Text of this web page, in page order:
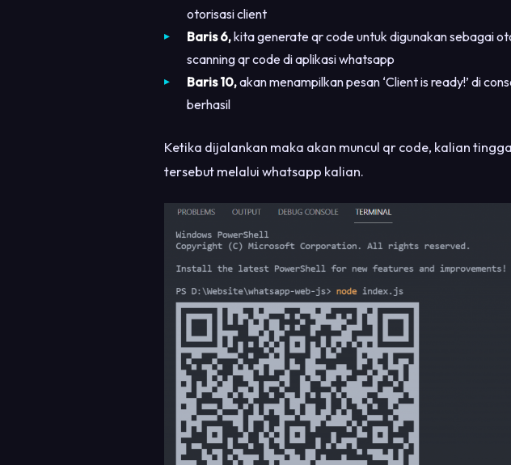
otorisasi client
Baris 6,kita generate qr code untuk digunakan sebagai
scanning qr code di aplikasi whatsapp
Baris 10,akan menampilkan pesan ‘Client is ready!’ di
berhasil
Ketika dijalankan maka akan muncul qr code, kalian
tersebut melalui whatsapp kalian.